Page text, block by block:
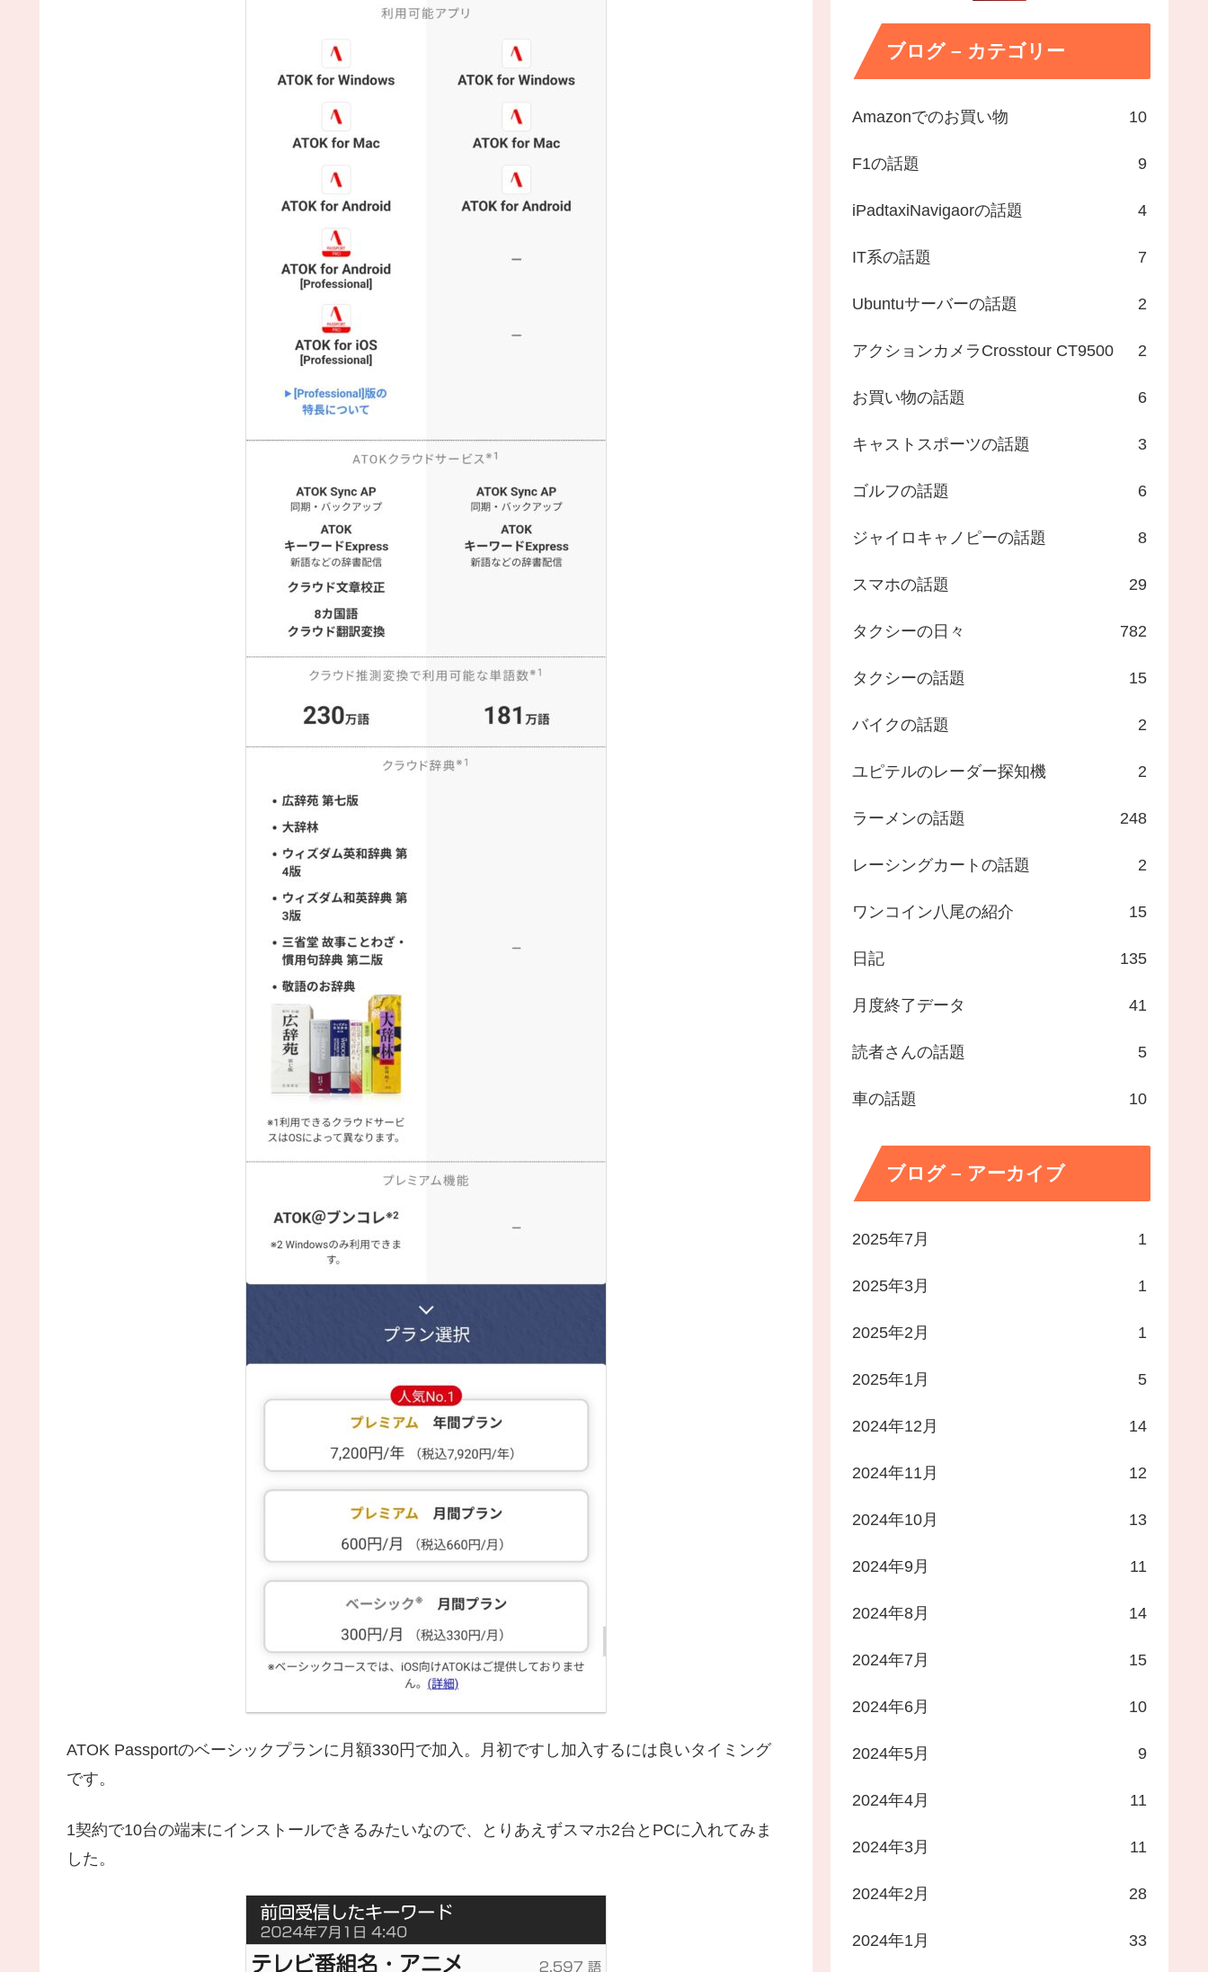
ATOK Passportのベーシックプランに月額330円で加入。月初ですし加入するには良いタイミング
です。
1契約で10台の端末にインストールできるみたいなので、とりあえずスマホ2台とPCに入れてみま
した。
ブログ – カテゴリー
Amazonでのお買い物 10
F1の話題 9
iPadtaxiNavigaorの話題 4
IT系の話題 7
Ubuntuサーバーの話題 2
アクションカメラCrosstour CT9500 2
お買い物の話題 6
キャストスポーツの話題 3
ゴルフの話題 6
ジャイロキャノピーの話題 8
スマホの話題 29
タクシーの日々 782
タクシーの話題 15
バイクの話題 2
ユピテルのレーダー探知機 2
ラーメンの話題 248
レーシングカートの話題 2
ワンコイン八尾の紹介 15
日記 135
月度終了データ 41
読者さんの話題 5
車の話題 10
ブログ – アーカイブ
2025年7月 1
2025年3月 1
2025年2月 1
2025年1月 5
2024年12月 14
2024年11月 12
2024年10月 13
2024年9月 11
2024年8月 14
2024年7月 15
2024年6月 10
2024年5月 9
2024年4月 11
2024年3月 11
2024年2月 28
2024年1月 33